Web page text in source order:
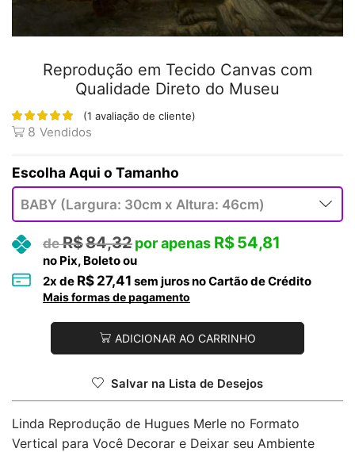
Reprodução em Tecido Canvas com
Qualidade Direto do Museu
(1 avaliação de cliente)
8 Vendidos
Tamanho
R$84,32 R$54,81
no Pix, Boleto ou
2x de R$ 27,41 sem juros no Cartão de Crédito
Mais formas de pagamento
ADICIONAR AO CARRINHO
Salvar na Lista de Desejos
Linda Reprodução de Hugues Merle no Formato
Vertical para Você Decorar e Deixar seu Ambiente